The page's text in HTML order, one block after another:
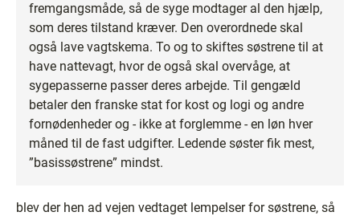
fremgangsmåde, så de syge modtager al den hjælp,
som deres tilstand kræver. Den overordnede skal
også lave vagtskema. To og to skiftes søstrene til at
have nattevagt, hvor de også skal overvåge, at
sygepasserne passer deres arbejde. Til gengæld
betaler den franske stat for kost og logi og andre
fornødenheder og - ikke at forglemme - en løn hver
måned til de fast udgifter. Ledende søster fik mest,
”basissøstrene” mindst.
blev der hen ad vejen vedtaget lempelser for søstrene, så